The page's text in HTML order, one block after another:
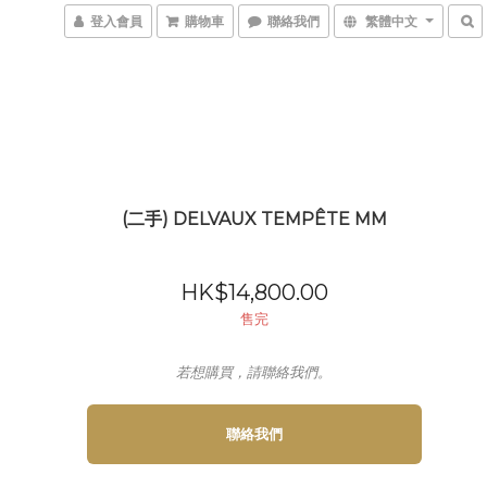
登入會員 購物車 聯絡我們 繁體中文
(二手) DELVAUX TEMPÊTE MM
HK$14,800.00
售完
若想購買，請聯絡我們。
聯絡我們